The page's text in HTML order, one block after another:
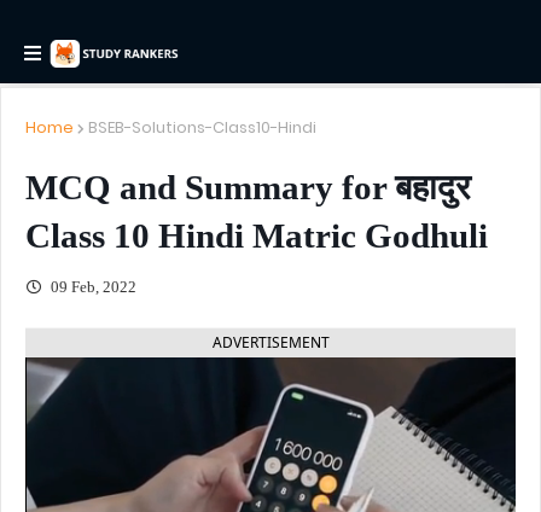
Home BSEB-Solutions-Class10-Hindi
MCQ and Summary for बहादुर
Class 10 Hindi Matric Godhuli
09 Feb, 2022
ADVERTISEMENT